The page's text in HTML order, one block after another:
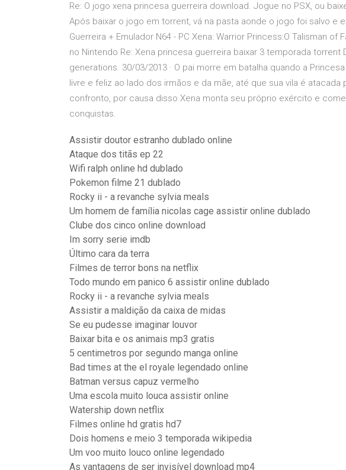
Re: O jogo xena princesa guerreira download. Jogue no PSX, ou
Após baixar o jogo em torrent, vá na pasta aonde o jogo foi salvo e
Guerreira + Emulador N64 - PC Xena: Warrior Princess:O Talisman
no Nintendo Re: Xena princesa guerreira baixar 3 temporada
generations. 30/03/2013 · O pai morre em batalha quando a
livre e feliz ao lado dos irmãos e da mãe, até que sua vila é
confronto, por causa disso Xena monta seu próprio exército e
conquistas.
Assistir doutor estranho dublado online
Ataque dos titãs ep 22
Wifi ralph online hd dublado
Pokemon filme 21 dublado
Rocky ii - a revanche sylvia meals
Um homem de família nicolas cage assistir online dublado
Clube dos cinco online download
Im sorry serie imdb
Último cara da terra
Filmes de terror bons na netflix
Todo mundo em panico 6 assistir online dublado
Rocky ii - a revanche sylvia meals
Assistir a maldição da caixa de midas
Se eu pudesse imaginar louvor
Baixar bita e os animais mp3 gratis
5 centimetros por segundo manga online
Bad times at the el royale legendado online
Batman versus capuz vermelho
Uma escola muito louca assistir online
Watership down netflix
Filmes online hd gratis hd7
Dois homens e meio 3 temporada wikipedia
Um voo muito louco online legendado
As vantagens de ser invisível download mp4